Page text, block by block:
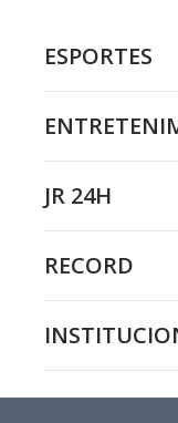
ESPORTES
JR 24H
RECORD